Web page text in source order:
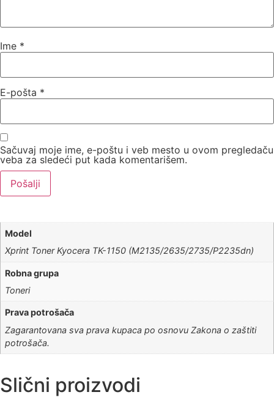
Ime *
E-pošta *
Sačuvaj moje ime, e-poštu i veb mesto u ovom pregledaču
veba za sledeći put kada komentarišem.
Model
Xprint Toner Kyocera TK-1150 (M2135/2635/2735/P2235dn)
Robna grupa
Toneri
Prava potrošača
Zagarantovana sva prava kupaca po osnovu Zakona o zaštiti
potrošača.
Slični proizvodi